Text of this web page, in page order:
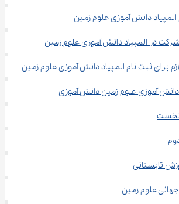
دانش آموزی علوم زمین
در المپیاد دانش آموزی علوم زمین
برای ثبت نام المپیاد دانش آموزی علوم زمین
دانش آموزی علوم زمین دانش آموزی
تابستانی
جهانی علوم زمین